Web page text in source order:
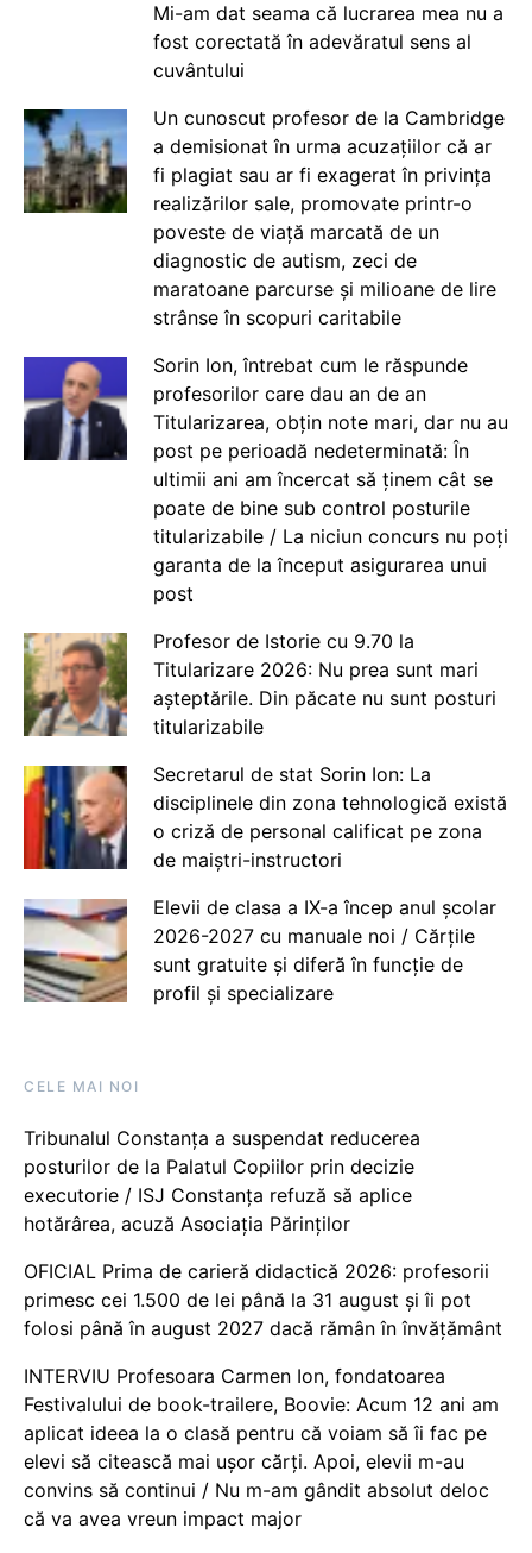
Mi-am dat seama că lucrarea mea nu a
fost corectată în adevăratul sens al
cuvântului
Un cunoscut profesor de la Cambridge
a demisionat în urma acuzațiilor că ar
fi plagiat sau ar fi exagerat în privința
realizărilor sale, promovate printr-o
poveste de viață marcată de un
diagnostic de autism, zeci de
maratoane parcurse și milioane de lire
strânse în scopuri caritabile
Sorin Ion, întrebat cum le răspunde
profesorilor care dau an de an
Titularizarea, obțin note mari, dar nu au
post pe perioadă nedeterminată: În
ultimii ani am încercat să ținem cât se
poate de bine sub control posturile
titularizabile / La niciun concurs nu poți
garanta de la început asigurarea unui
post
Profesor de Istorie cu 9.70 la
Titularizare 2026: Nu prea sunt mari
așteptările. Din păcate nu sunt posturi
titularizabile
Secretarul de stat Sorin Ion: La
disciplinele din zona tehnologică există
o criză de personal calificat pe zona
de maiștri-instructori
Elevii de clasa a IX-a încep anul școlar
2026-2027 cu manuale noi / Cărțile
sunt gratuite și diferă în funcție de
profil și specializare
CELE MAI NOI
Tribunalul Constanța a suspendat reducerea
posturilor de la Palatul Copiilor prin decizie
executorie / ISJ Constanța refuză să aplice
hotărârea, acuză Asociația Părinților
OFICIAL Prima de carieră didactică 2026: profesorii
primesc cei 1.500 de lei până la 31 august și îi pot
folosi până în august 2027 dacă rămân în învățământ
INTERVIU Profesoara Carmen Ion, fondatoarea
Festivalului de book-trailere, Boovie: Acum 12 ani am
aplicat ideea la o clasă pentru că voiam să îi fac pe
elevi să citească mai ușor cărți. Apoi, elevii m-au
convins să continui / Nu m-am gândit absolut deloc
că va avea vreun impact major